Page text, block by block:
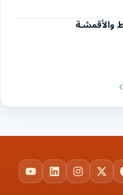
والأقمشـة
X
Instagram
LinkedIn